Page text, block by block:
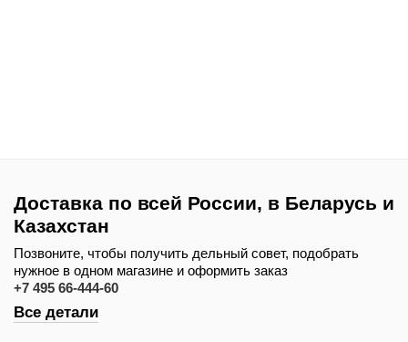
Доставка по всей России, в Беларусь и
Казахстан
Позвоните, чтобы получить дельный совет, подобрать
нужное в одном магазине и оформить заказ
+7 495 66-444-60
Все детали